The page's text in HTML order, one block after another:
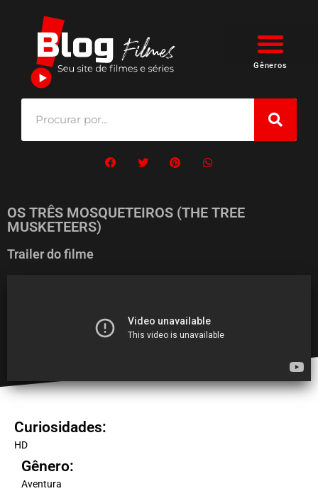
Gêneros
OS TRÊS MOSQUETEIROS (THE TREE
MUSKETEERS)
Trailer do filme
Curiosidades:
HD
Gênero:
Aventura